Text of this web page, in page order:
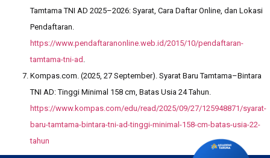
Tamtama TNI AD 2025–2026: Syarat, Cara Daftar Online, dan Lokasi
Pendaftaran.
https://www.pendaftaranonline.web.id/2015/10/pendaftaran-
tamtama-tni-ad .
Kompas.com. (2025, 27 September). Syarat Baru Tamtama–Bintara
TNI AD: Tinggi Minimal 158 cm, Batas Usia 24 Tahun.
https://www.kompas.com/edu/read/2025/09/27/125948871/syarat-
baru-tamtama-bintara-tni-ad-tinggi-minimal-158-cm-batas-usia-22-
tahun